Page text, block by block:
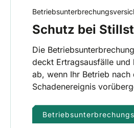
Schutz bei
Die
deckt Ertragsausfälle und
ab, wenn Ihr Betrieb nach
Schadenereignis